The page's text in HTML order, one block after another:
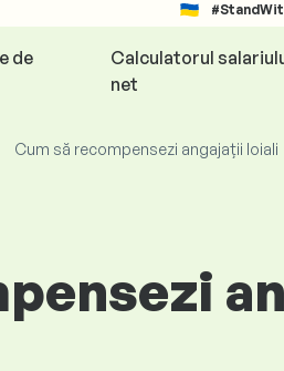
de
Calculatorul
net
Cum să recompensezi angajații loiali